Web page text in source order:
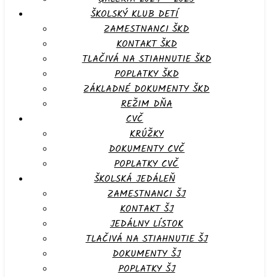
ŠKOLSKÝ KLUB DETÍ
ZAMESTNANCI ŠKD
KONTAKT ŠKD
TLAČIVÁ NA STIAHNUTIE ŠKD
POPLATKY ŠKD
ZÁKLADNÉ DOKUMENTY ŠKD
REŽIM DŇA
CVČ
KRÚŽKY
DOKUMENTY CVČ
POPLATKY CVČ
ŠKOLSKÁ JEDÁLEŇ
ZAMESTNANCI ŠJ
KONTAKT ŠJ
JEDÁLNY LÍSTOK
TLAČIVÁ NA STIAHNUTIE ŠJ
DOKUMENTY ŠJ
POPLATKY ŠJ